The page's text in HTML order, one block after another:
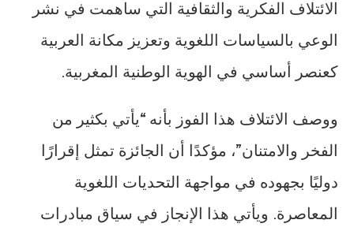
الائتلاف الفكرية والثقافية التي ساهمت في نشر
الوعي بالسياسات اللغوية وتعزيز مكانة العربية
كعنصر أساسي في الهوية الوطنية المغربية.
ووصف الائتلاف هذا الفوز بأنه “يأتي بكثير من
الفخر والامتنان”، مؤكدًا أن الجائزة تمثل إقرارًا
دوليًا بجهوده في مواجهة التحديات اللغوية
المعاصرة. ويأتي هذا الإنجاز في سياق مبادرات